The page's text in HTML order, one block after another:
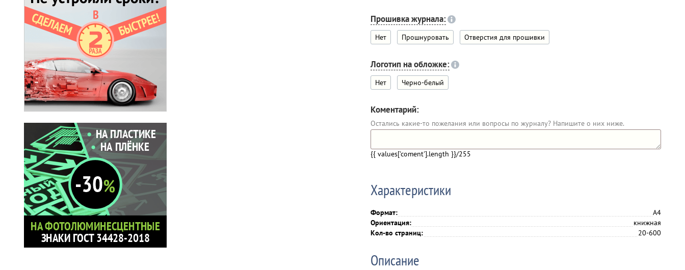
Прошивка журнала:
Нет Прошнуровать Отверстия для прошивки
Логотип на обложке:
Нет Черно-белый
Коментарий:
Остались какие-то пожелания или вопросы по журналу? Напишите о них ниже.
{{ values['coment'].length }}/255
Характеристики
Формат:
А4
Ориентация:
книжная
Кол-во страниц:
20-600
Описание